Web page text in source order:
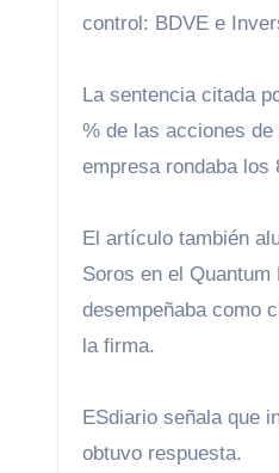
control: BDVE e
La sentencia citada
% de las acciones
empresa rondaba los
El artículo también
Soros en el
desempeñaba como
la firma.
ESdiario señala que
obtuvo respuesta.